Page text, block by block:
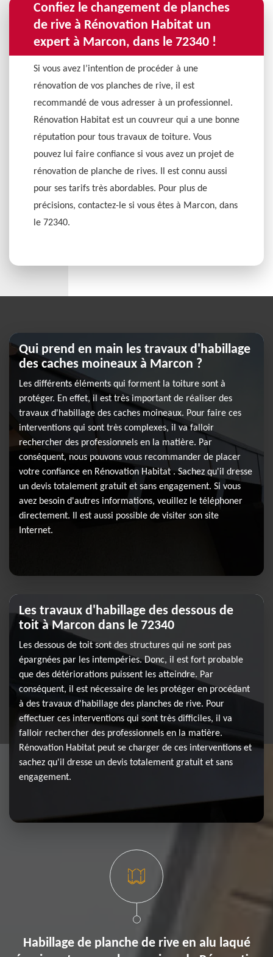
Confiez le changement de planches
de rive à Rénovation Habitat un
expert à Marcon, dans le 72340 !
Si vous avez l’intention de procéder à une
rénovation de vos planches de rive, il est
recommandé de vous adresser à un professionnel.
Rénovation Habitat est un couvreur qui a une bonne
réputation pour tous travaux de toiture. Vous
pouvez lui faire confiance si vous avez un projet de
rénovation de planche de rives. Il est connu aussi
pour ses tarifs très abordables. Pour plus de
précisions, contactez-le si vous êtes à Marcon, dans
le 72340.
Qui prend en main les travaux d'habillage
des caches moineaux à Marcon ?
Les différents éléments qui forment la toiture sont à
protéger. En effet, il est très important de réaliser des
travaux d'habillage des caches moineaux. Pour faire ces
interventions qui sont très complexes, il va falloir
rechercher des professionnels en la matière. Par
conséquent, nous pouvons vous recommander de placer
votre confiance en Rénovation Habitat . Sachez qu'il dresse
un devis totalement gratuit et sans engagement. Si vous
avez besoin d'autres informations, veuillez le téléphoner
directement. Il est aussi possible de visiter son site
Internet.
Les travaux d'habillage des dessous de
toit à Marcon dans le 72340
Les dessous de toit sont des structures qui ne sont pas
épargnées par les intempéries. Donc, il est fort probable
que des détériorations puissent les atteindre. Par
conséquent, il est nécessaire de les protéger en procédant
à des travaux d'habillage des planches de rive. Pour
effectuer ces interventions qui sont très difficiles, il va
falloir rechercher des professionnels en la matière.
Rénovation Habitat peut se charger de ces interventions et
sachez qu'il dresse un devis totalement gratuit et sans
engagement.
Habillage de planche de rive en alu laqué